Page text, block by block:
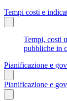
Tempi costi e
Tempi, costi
pubbliche in
Pianificazione e
Pianificazione e